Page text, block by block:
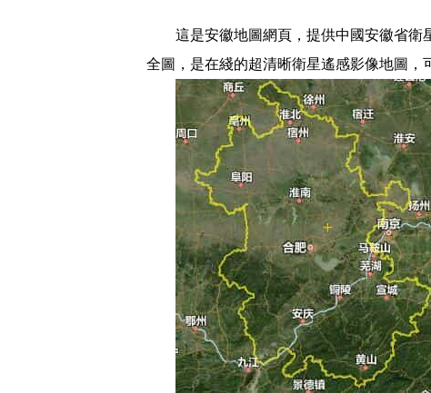
這是安徽地圖網頁，提供中國安徽省衛
全圖，是在綫的超清晰衛星遙感影像地圖，